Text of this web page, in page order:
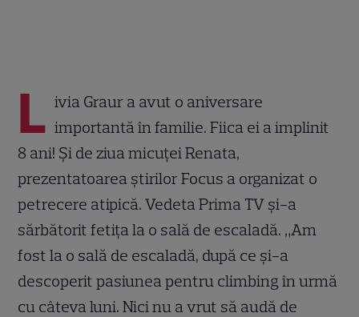
L ivia Graur a avut o aniversare
importantă în familie. Fiica ei a implinit
8 ani! Și de ziua micuței Renata,
prezentatoarea știrilor Focus a organizat o
petrecere atipică. Vedeta Prima TV și-a
sărbătorit fetița la o sală de escaladă. „Am
fost la o sală de escaladă, după ce și-a
descoperit pasiunea pentru climbing în urmă
cu câteva luni. Nici nu a vrut să audă de